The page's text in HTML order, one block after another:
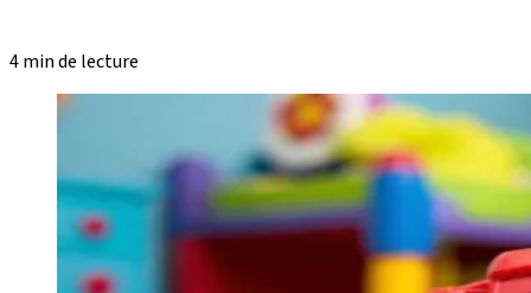
4 min de lecture